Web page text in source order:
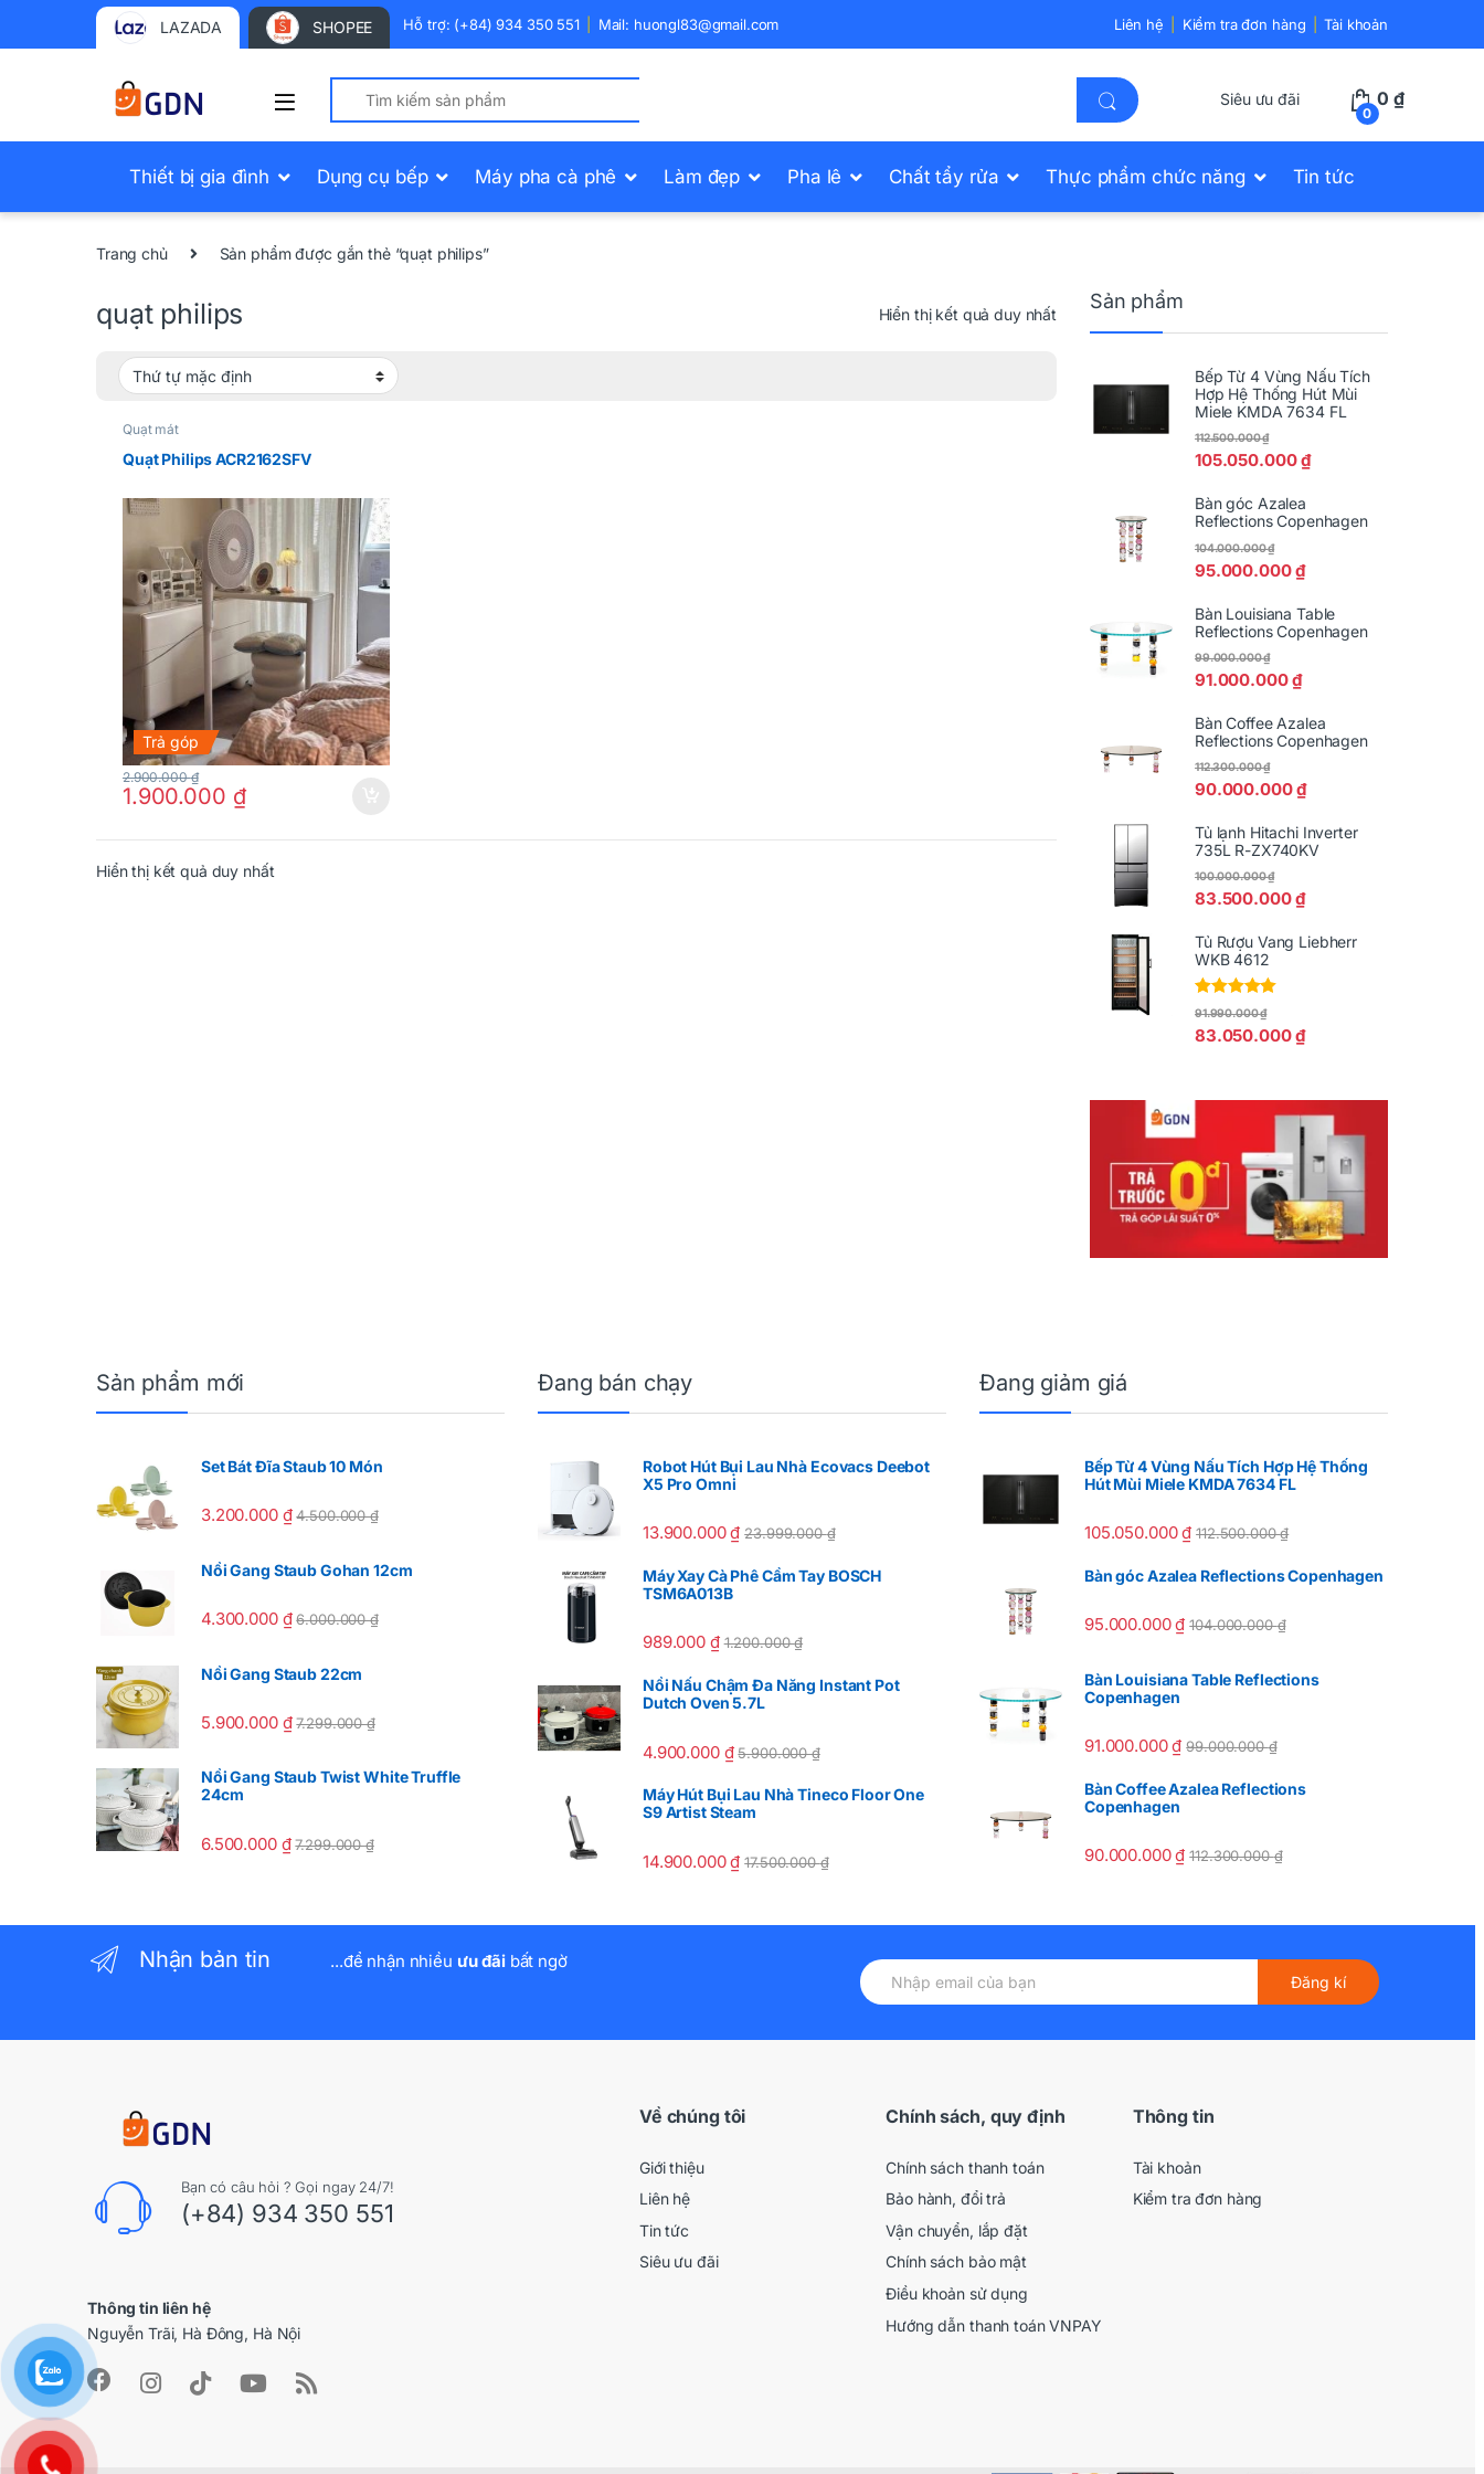
LAZADA SHOPEE Hỗ trợ: (+84) 934 350 551 Mail: huongl83@gmail.com Liên hệ Kiểm tra đơn hàng Tài khoản
Search for:
Siêu ưu đãi
0
0₫
Thiết bị gia đình Dụng cụ bếp Máy pha cà phê Làm đẹp Pha lê Chất tẩy rửa Thực phẩm chức năng Tin tức
Trang chủ Sản phẩm được gắn thẻ “quạt philips”
quạt philips Hiển thị kết quả duy nhất
Quạt mát
Quạt Philips ACR2162SFV
Trả góp
1.900.000 ₫
2.900.000₫
Hiển thị kết quả duy nhất
Sản phẩm
Bếp Từ 4 Vùng Nấu Tích
Hợp Hệ Thống Hút Mùi
Miele KMDA 7634 FL
105.050.000₫
112.500.000₫
Bàn góc Azalea
Reflections Copenhagen
95.000.000₫
104.000.000₫
Bàn Louisiana Table
Reflections Copenhagen
91.000.000₫
99.000.000₫
Bàn Coffee Azalea
Reflections Copenhagen
90.000.000₫
112.300.000₫
Tủ lạnh Hitachi Inverter
735L R-ZX740KV
83.500.000₫
100.000.000₫
Tủ Rượu Vang Liebherr
WKB 4612
Được xếp
5
sao
83.050.000₫
91.990.000₫
Sản phẩm mới
Set Bát Đĩa Staub 10 Món
3.200.000 ₫ 4.500.000₫
Nồi Gang Staub Gohan 12cm
4.300.000 ₫ 6.000.000₫
Nồi Gang Staub 22cm
5.900.000 ₫ 7.299.000₫
Nồi Gang Staub Twist White Truffle
24cm
6.500.000 ₫ 7.299.000₫
Đang bán chạy
Robot Hút Bụi Lau Nhà Ecovacs Deebot
X5 Pro Omni
13.900.000₫ 23.999.000₫
Máy Xay Cà Phê Cầm Tay BOSCH
TSM6A013B
989.000 ₫ 1.200.000₫
Nồi Nấu Chậm Đa Năng Instant Pot
Dutch Oven 5.7L
4.900.000 ₫ 5.900.000₫
Máy Hút Bụi Lau Nhà Tineco Floor One
S9 Artist Steam
14.900.000₫ 17.500.000₫
Đang giảm giá
Bếp Từ 4 Vùng Nấu Tích Hợp Hệ Thống
Hút Mùi Miele KMDA 7634 FL
105.050.000₫ 112.500.000₫
Bàn góc Azalea Reflections Copenhagen
95.000.000₫ 104.000.000₫
Bàn Louisiana Table Reflections
Copenhagen
91.000.000₫ 99.000.000₫
Bàn Coffee Azalea Reflections
Copenhagen
90.000.000₫ 112.300.000₫
Nhận bản tin ...để nhận nhiều ưu đãibất ngờ
Đăng kí
Bạn có câu hỏi ? Gọi ngay 24/7!
(+84) 934 350 551
Thông tin liên hệ
Nguyễn Trãi, Hà Đông, Hà Nội
Về chúng tôi
Giới thiệu
Liên hệ
Tin tức
Siêu ưu đãi
Chính sách, quy định
Chính sách thanh toán
Bảo hành, đổi trả
Vận chuyển, lắp đặt
Chính sách bảo mật
Điều khoản sử dụng
Hướng dẫn thanh toán VNPAY
Thông tin
Tài khoản
Kiểm tra đơn hàng